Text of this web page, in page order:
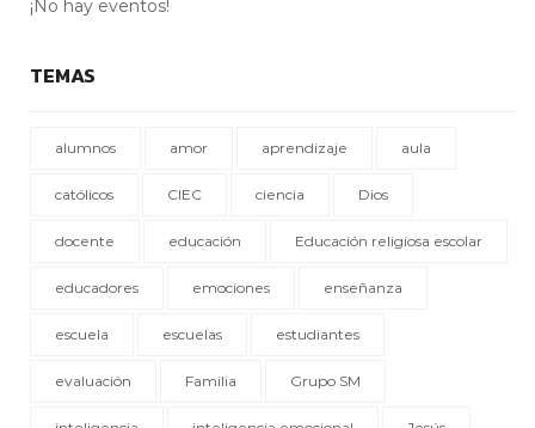
¡No hay eventos!
TEMAS
alumnos amor aprendizaje aula
católicos CIEC ciencia Dios
docente educación Educación religiosa escolar
educadores emociones enseñanza
escuela escuelas estudiantes
evaluación Familia Grupo SM